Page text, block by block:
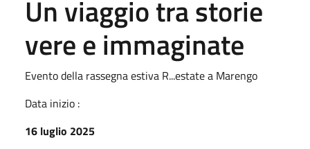
Un viaggio tra storie
vere e immaginate
Evento della rassegna estiva R...estate a Marengo
Data inizio :
16 luglio 2025